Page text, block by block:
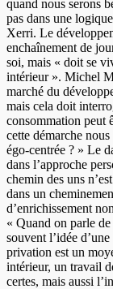
quand nous serons
pas dans une
Xerri. Le
enchaînement de
soi, mais « doit se
intérieur ». Michel
marché du
mais cela doit
consommation peut
cette démarche
égo-centrée ? » Le
dans l’approche
chemin des uns
dans un
d’enrichissement
« Quand on parle de
souvent l’idée
privation est un
intérieur, un travail
certes, mais aussi